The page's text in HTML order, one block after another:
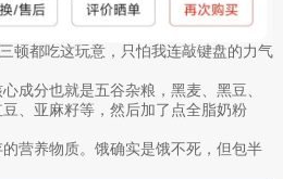
顿都吃这玩意，只怕我连敲键盘的力气
成分也就是五谷杂粮，黑麦、黑豆、
、亚麻籽等，然后加了点全脂奶粉
营养物质。饿确实是饿不死，但包半